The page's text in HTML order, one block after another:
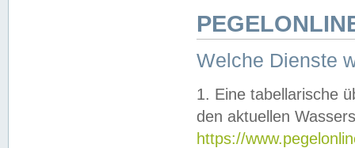
Welche Dienste
1. Eine tabellarische
den aktuellen
https://